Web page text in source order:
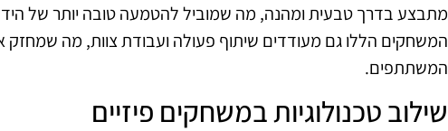
מתבצע בדרך טבעית ומהנה, מה שמוביל להטמעה טובה יותר של
המשחקים הללו גם מעודדים שיתוף פעולה ועבודת צוות, מה שמחזק
המשתתפים.
שילוב טכנולוגיות במשחקים פיזיים